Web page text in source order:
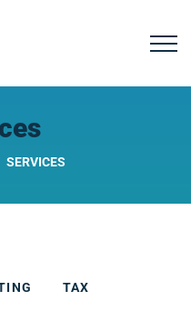
SERVICES
TAX